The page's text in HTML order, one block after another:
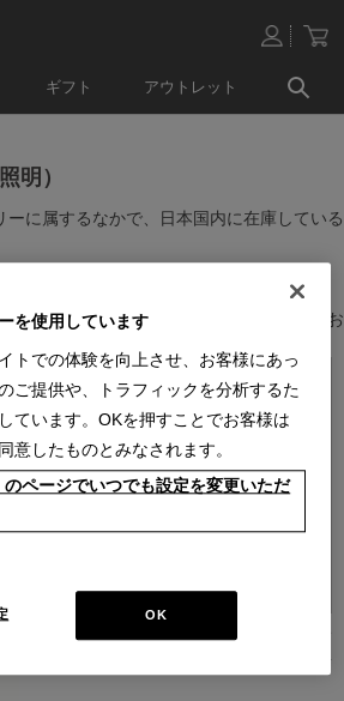
ギフト アウトレット
明）
ーに属するなかで、日本国内に在庫している
ることができます。
おりますので、最新の在庫状況についてはお
を使用しています
トでの体験を向上させ、お客様にあっ
ご提供や、トラフィックを分析するた
ています。OKを押すことでお客様は
意したものとみなされます。
のページでいつでも設定を変更いただ
OK